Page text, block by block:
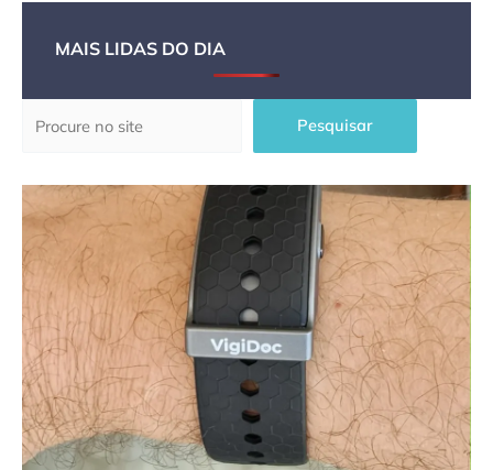
MAIS LIDAS DO DIA
Pesquisar